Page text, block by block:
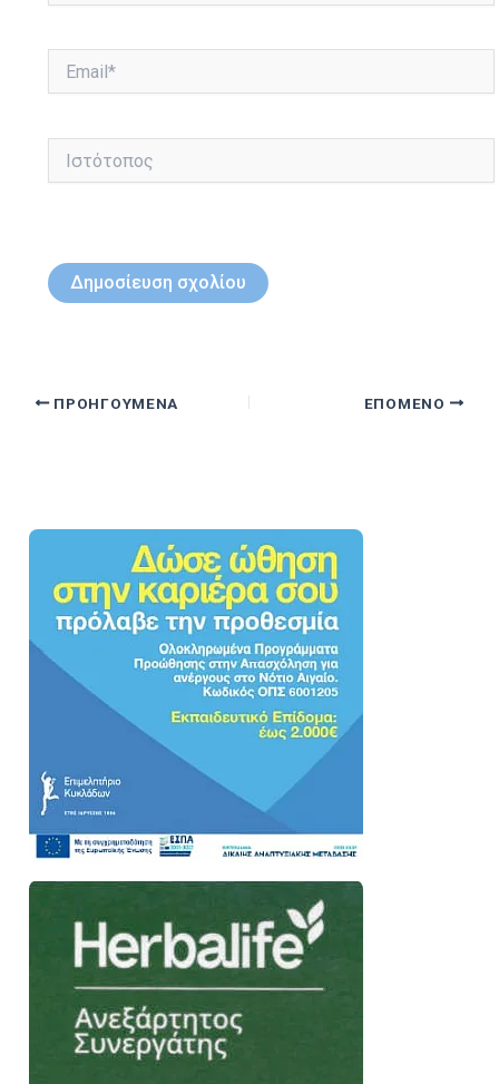
ΠΡΟΗΓΟΎΜΕΝΑ ΕΠΌΜΕΝΟ